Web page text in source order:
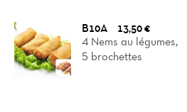
B10A
13,50 €
4 Nems au légumes,
5 brochettes